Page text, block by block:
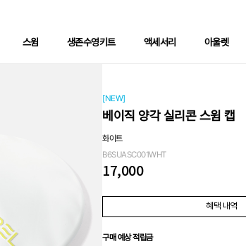
스윔 생존수영키트 액세서리 아울렛
[NEW]
베이직 양각 실리콘 스윔 캡
화이트
B6SUASC001WHT
17,000
혜택 내역
구매 예상 적립금